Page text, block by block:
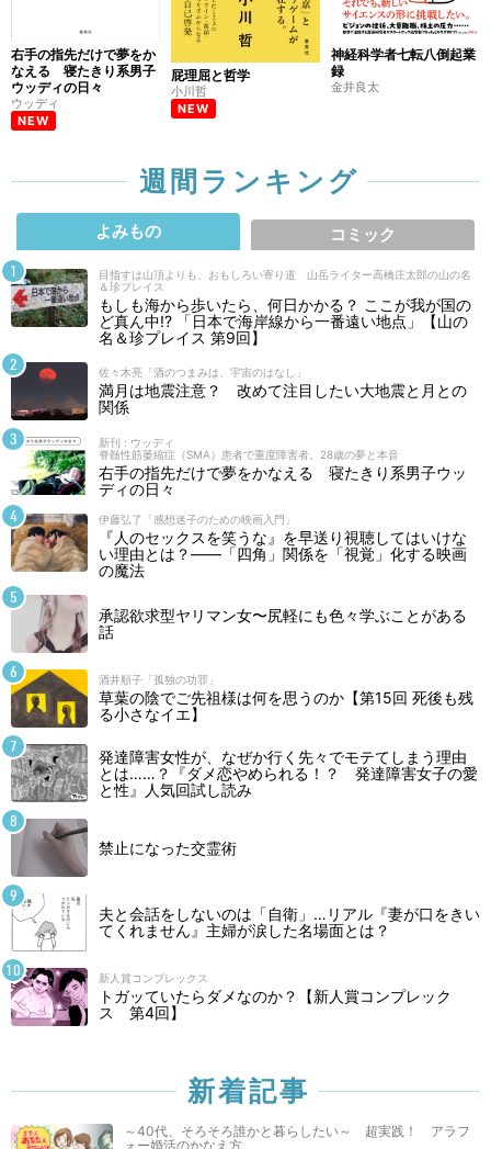
右手の指先だけで夢をか
なえる 寝たきり系男子
ウッディの日々
ウッディ
NEW
屁理屈と哲学
小川哲
NEW
神経科学者七転八倒起業
録
金井良太
週間ランキング
よみもの コミック
目指すは山頂よりも、おもしろい寄り道 山岳ライター高橋庄太郎の山の名
＆珍プレイス
もしも海から歩いたら、何日かかる？ ここが我が国の
ど真ん中!? 「日本で海岸線から一番遠い地点」【山の
名＆珍プレイス 第9回】
佐々木亮「酒のつまみは、宇宙のはなし」
満月は地震注意？ 改めて注目したい大地震と月との
関係
新刊 : ウッディ
脊髄性筋萎縮症（SMA）患者で重度障害者。28歳の夢と本音
右手の指先だけで夢をかなえる 寝たきり系男子ウッ
ディの日々
伊藤弘了「感想迷子のための映画入門」
『人のセックスを笑うな』を早送り視聴してはいけな
い理由とは？――「四角」関係を「視覚」化する映画
の魔法
承認欲求型ヤリマン女〜尻軽にも色々学ぶことがある
話
酒井順子「孤独の功罪」
草葉の陰でご先祖様は何を思うのか【第15回 死後も残
る小さなイエ】
発達障害女性が、なぜか行く先々でモテてしまう理由
とは……？『ダメ恋やめられる！？ 発達障害女子の愛
と性』人気回試し読み
禁止になった交霊術
夫と会話をしないのは「自衛」…リアル『妻が口をきい
てくれません』主婦が涙した名場面とは？
新人賞コンプレックス
トガッていたらダメなのか？【新人賞コンプレック
ス 第4回】
新着記事
～40代、そろそろ誰かと暮らしたい～ 超実践！ アラフ
ォー婚活のかなえ方